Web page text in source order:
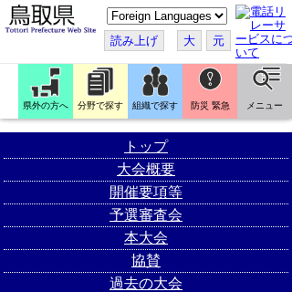
こ
の
ペ
ー
ジ
翻
訳
す
る
読み上げ 大 元
県外の方へ 分野で探す 組織で探す 防災 緊急 メニュー
トップ
大会概要
開催要項等
予選審査会
本大会
協賛
過去の大会